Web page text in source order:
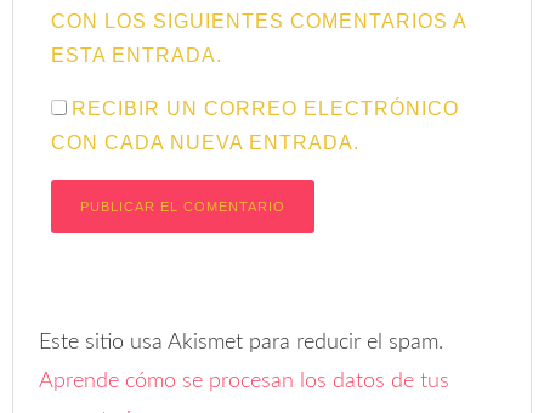
CON LOS SIGUIENTES COMENTARIOS A
ESTA ENTRADA.
RECIBIR UN CORREO ELECTRÓNICO
CON CADA NUEVA ENTRADA.
Este sitio usa Akismet para reducir el spam.
Aprende cómo se procesan los datos de tus